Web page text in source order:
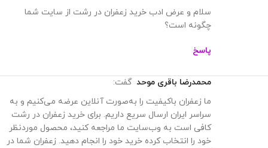
سلام و عرض ادب خرید زعفران در رشت از سایت شما
چگونه است؟
پاسخ
محمدرضا باقری موحد گفت:
ما زعفران باکیفیت را به‌صورت آنلاین عرضه می‌کنیم و به
سراسر ایران ارسال سریع داریم. برای خرید زعفران در رشت
کافی است به وب‌سایت ما مراجعه کنید، محصول موردنظر
خود را انتخاب کرده خرید خود را انجام دهید. زعفران شما در